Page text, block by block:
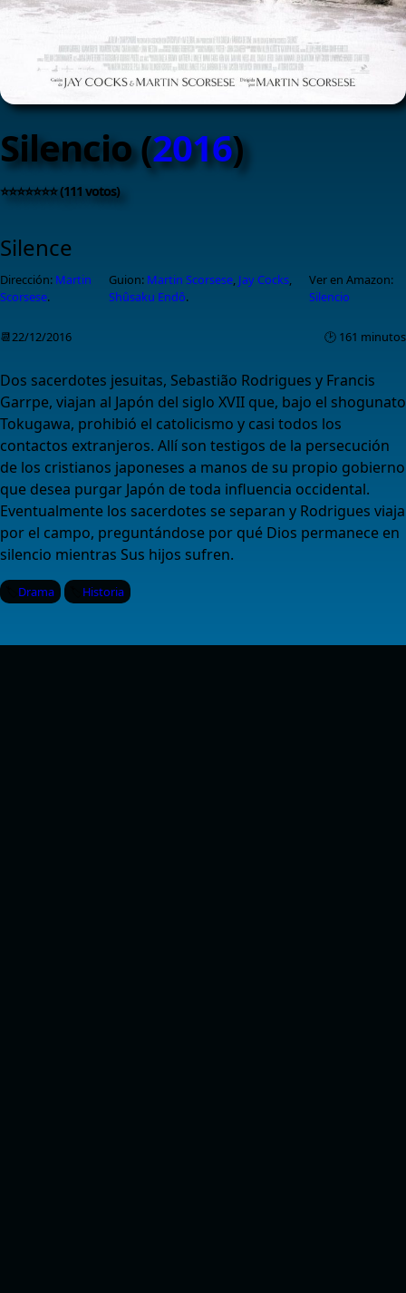
Silencio (2016)
⭐⭐⭐⭐⭐⭐⭐ (111 votos)
Silence
Dirección: Martin
Scorsese.
Guion: Martin Scorsese Jay Cocks
Shûsaku Endô.
Ver en Amazon:
Silencio
📆22/12/2016 🕑 161 minutos
Dos sacerdotes jesuitas, Sebastião Rodrigues y Francis
Garrpe, viajan al Japón del siglo XVII que, bajo el shogunato
Tokugawa, prohibió el catolicismo y casi todos los
contactos extranjeros. Allí son testigos de la persecución
de los cristianos japoneses a manos de su propio gobierno
que desea purgar Japón de toda influencia occidental.
Eventualmente los sacerdotes se separan y Rodrigues viaja
por el campo, preguntándose por qué Dios permanece en
silencio mientras Sus hijos sufren.
Drama Historia